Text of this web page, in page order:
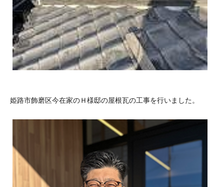
姫路市飾磨区今在家のＨ様邸の屋根瓦の工事を行いました。